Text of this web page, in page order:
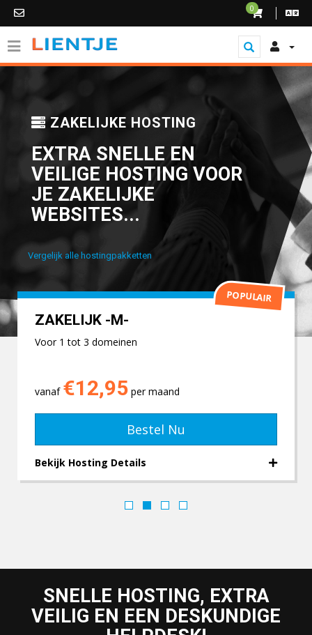
0
ZAKELIJKE HOSTING
EXTRA SNELLE EN
VEILIGE HOSTING VOOR
JE ZAKELIJKE
WEBSITES...
Vergelijk alle hostingpakketten
ZAKELIJK -M-
Voor 1 tot 3 domeinen
vanaf €12,95 per maand
Bestel Nu
Bekijk Hosting Details
POPULAIR
SNELLE HOSTING, EXTRA
VEILIG EN EEN DESKUNDIGE